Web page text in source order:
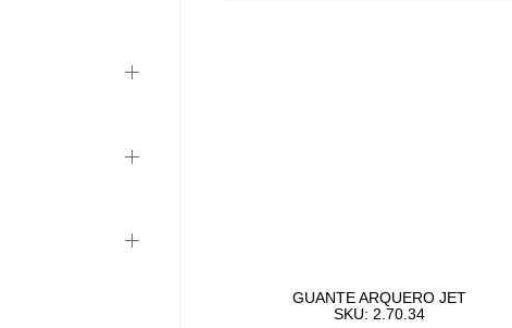
GUANTE ARQUERO JET
SKU: 2.70.34